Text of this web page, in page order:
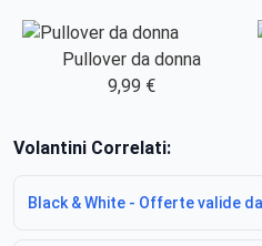
Pullover da donna
9,99 €
Volantini Correlati:
Black & White - Offerte valide